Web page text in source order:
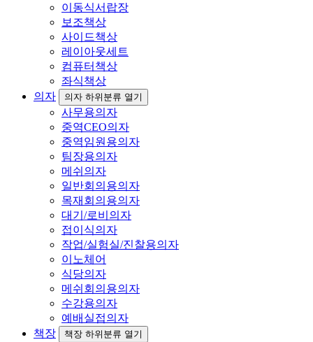
이동식서랍장
보조책상
사이드책상
레이아웃세트
컴퓨터책상
좌식책상
의자
의자 하위분류 열기
사무용의자
중역CEO의자
중역임원용의자
팀장용의자
메쉬의자
일반회의용의자
목재회의용의자
대기/로비의자
접이식의자
작업/실험실/진찰용의자
이노체어
식당의자
메쉬회의용의자
수강용의자
예배실접의자
책장
책장 하위분류 열기